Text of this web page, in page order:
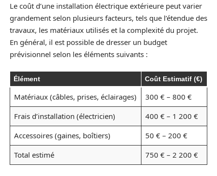
Le coût d’une installation électrique extérieure peut varier
grandement selon plusieurs facteurs, tels que l’étendue des
travaux, les matériaux utilisés et la complexité du projet.
En général, il est possible de dresser un budget
prévisionnel selon les éléments suivants :
Élément Coût Estimatif (€)
Matériaux (câbles, prises, éclairages)
300 € – 800 €
Frais d’installation (électricien)
400 € – 1 200 €
Accessoires (gaines, boîtiers)
50 € – 200 €
Total estimé
750 € – 2 200 €